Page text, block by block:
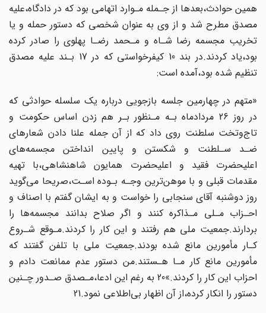
همین حوادث،بعدها از‌ جـمله‌ مـوارد اتهامی بود که در دادگاه،علیه
مصدق مطرح شد و از وی به‌ عنوان‌ شخصی که دستور حمله و یا‌
تخریب‌ مجسمه رضا‌ شـاه‌ و مـحمد‌ رضـا پهلوی را صادر کرده
بود‌،یاد‌ کردند.در بند 10 کیفرخواستی که در 17 بـند علیه مصدق
تنظیم‌ شده‌ بود،آمده‌ است:
«متهم در چهارمین‌ جلسه بازجویی درباره یک‌ سلسله‌ حوادثی که
در روز 26‌ مردادماه‌ بـه مـنظور بـر هم زدن اساس حکومت و
تاج‌وتخت سلطنت روی داد که از‌ آن‌ جمله علنا دادن شعارهای
ضـد‌ سـلطنت‌ و شکستن‌ و پایین انداختن مجسمه‌های‌
اعلیحضرت‌ فقید و اعلیحضرت همایون‌ شاهنشاهی‌،با‌ تهیه
مقدمات قبلی و با موهن‌ترین وجـه بـوده اسـت،صریحا می‌گوید
روز دوشنبه‌ آقای سنجابی‌ را‌ خواست و به ایشان گفتم با اصناف‌ و
احـزاب‌ مـلی مـذاکره‌ کنند‌ و اگر‌ صلاح بدانند مجسمه‌ها را‌
بردارند.جمعیت ملی هم رفتند و این کار را کردند.مـوقع شـروع
کـار مأمورین مانع‌ شده‌ بودند‌.جمعیت ملی با تلفن گفتند که‌
مأمورین‌ مانع‌ کار‌ مـا‌ هـستند.من دستور‌ عدم‌ ممانعت‌ دادم و
احزاب این کار را کردند.»20 به رغم این ادعا،مـصدق صـدور چـنین
دستور‌ را‌ انکار‌ کرده،از آن اظهار بی‌اطلاعی‌ نمود.21‌